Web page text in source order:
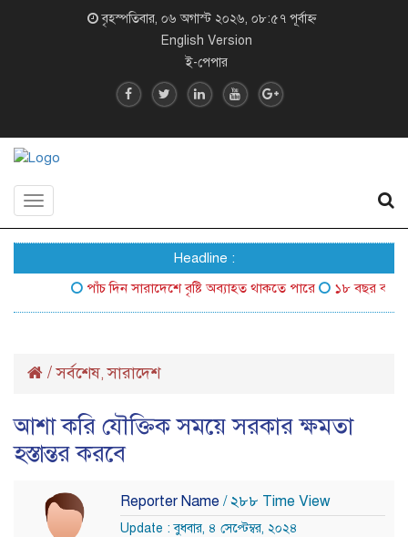
বৃহস্পতিবার, ০৬ অগাস্ট ২০২৬, ০৮:৫৭ পূর্বাহ্ন
English Version
ই-পেপার
Toggle
Headline :
পাঁচ দিন সারাদেশে বৃষ্টি অব্যাহত থাকতে পারে
১৮ বছর বয়সেই
/সর্বশেষ,সারাদেশ
আশা করি যৌক্তিক সময়ে সরকার ক্ষমতা
হস্তান্তর করবে
Reporter Name / ২৮৮ Time View
Update : বুধবার, ৪ সেপ্টেম্বর, ২০২৪